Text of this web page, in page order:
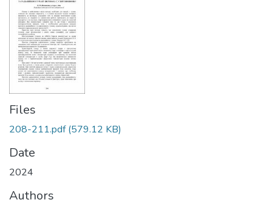
Files
208-211.pdf(579.12 KB)
Date
2024
Authors